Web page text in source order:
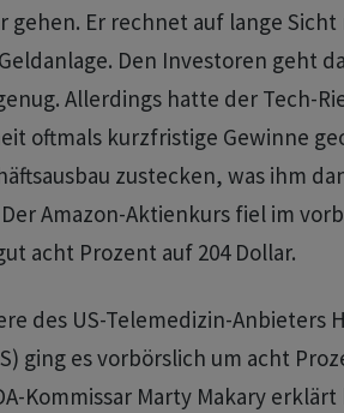
gehen. Er rechnet auf lange
Den Investoren geht
Allerdings hatte der Tech-
oftmals kurzfristige Gewinne
zustecken, was ihm
Amazon-Aktienkurs fiel im
acht Prozent auf 204 Dollar.
des US-Telemedizin-Anbieters
ging es vorbörslich um acht
Kommissar Marty Makary